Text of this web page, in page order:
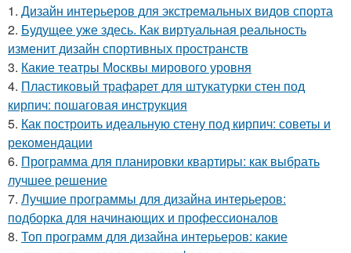
1. Дизайн интерьеров для экстремальных видов спорта
2. Будущее уже здесь. Как виртуальная реальность
изменит дизайн спортивных пространств
3. Какие театры Москвы мирового уровня
4. Пластиковый трафарет для штукатурки стен под
кирпич: пошаговая инструкция
5. Как построить идеальную стену под кирпич: советы и
рекомендации
6. Программа для планировки квартиры: как выбрать
лучшее решение
7. Лучшие программы для дизайна интерьеров:
подборка для начинающих и профессионалов
8. Топ программ для дизайна интерьеров: какие